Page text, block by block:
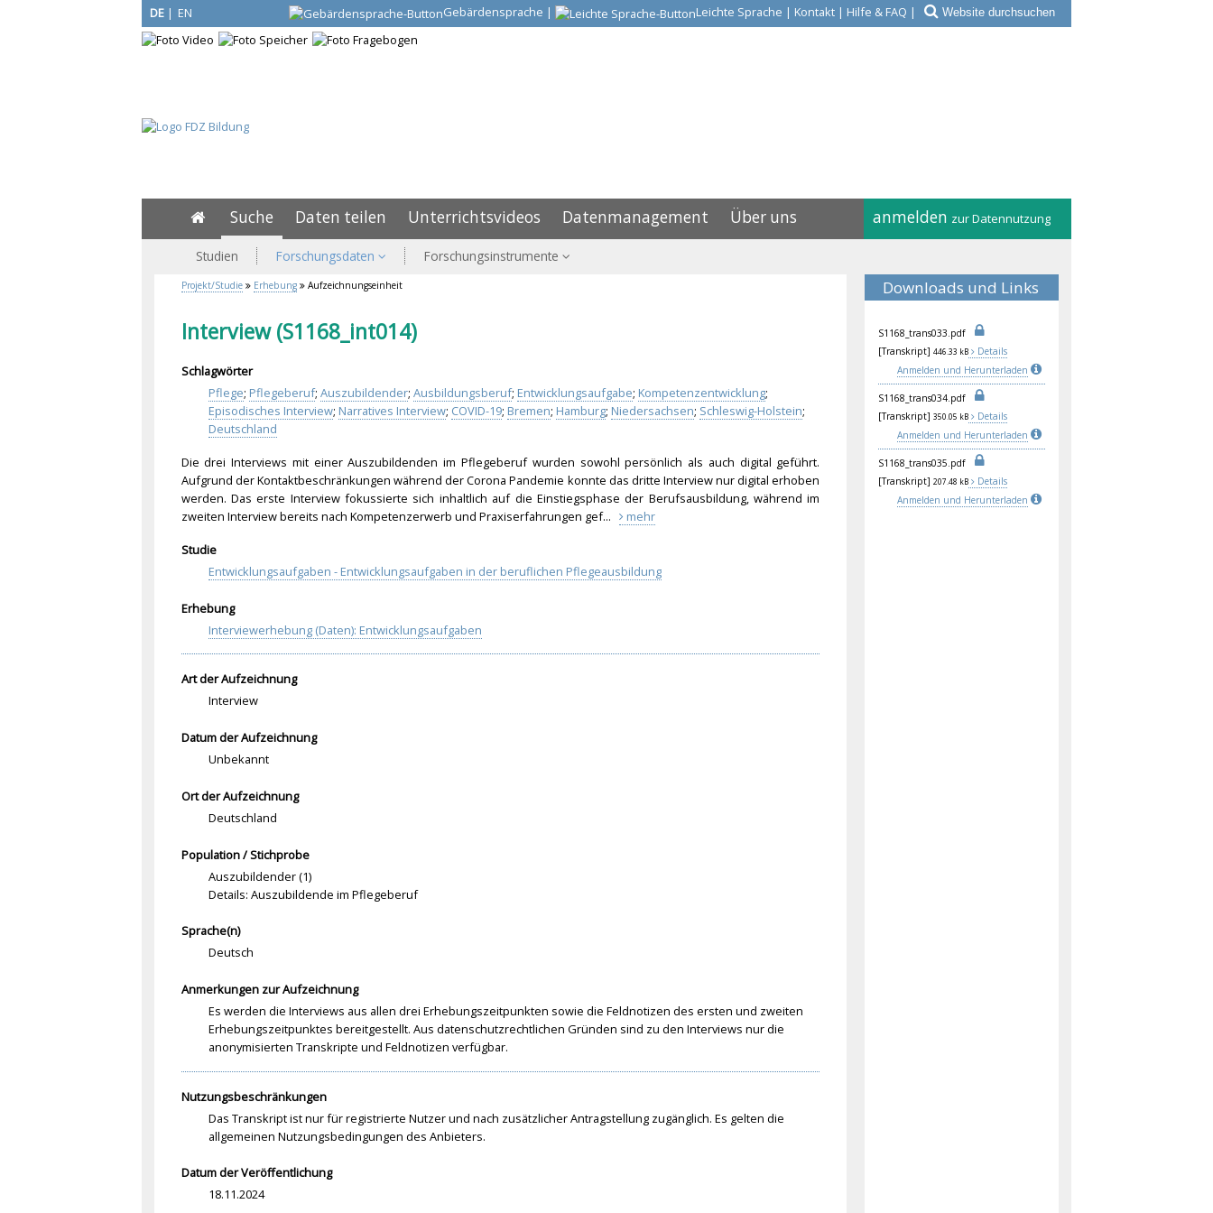
DE | EN Gebärdensprache | Leichte Sprache | Kontakt | Hilfe & FAQ |
anmelden zur Datennutzung
Suche Daten teilen Unterrichtsvideos Datenmanagement Über uns
Studien Forschungsdaten Forschungsinstrumente
Downloads und Links
S1168_trans033. pdf
[Transkript] 446.33 kB
Details
Anmelden und Herunterladen
S1168_trans034. pdf
[Transkript] 350.05 kB
Details
Anmelden und Herunterladen
S1168_trans035. pdf
[Transkript] 207.48 kB
Details
Anmelden und Herunterladen
Projekt/Studie Erhebung Aufzeichnungseinheit
Interview (S1168_int014)
Schlagwörter
Pflege; Pflegeberuf; Auszubildender; Ausbildungsberuf; Entwicklungsaufgabe; Kompetenzentwicklung;
Episodisches Interview; Narratives Interview; COVID-19; Bremen; Hamburg; Niedersachsen; Schleswig-Holstein;
Deutschland
Die drei Interviews mit einer Auszubildenden im Pflegeberuf wurden sowohl persönlich als auch digital geführt.
Aufgrund der Kontaktbeschränkungen während der Corona Pandemie konnte das dritte Interview nur digital erhoben
werden. Das erste Interview fokussierte sich inhaltlich auf die Einstiegsphase der Berufsausbildung, während im
zweiten Interview bereits nach Kompetenzerwerb und Praxiserfahrungen gef...
mehr
Studie
Entwicklungsaufgaben - Entwicklungsaufgaben in der beruflichen Pflegeausbildung
Erhebung
Interviewerhebung (Daten): Entwicklungsaufgaben
Art der Aufzeichnung
Interview
Datum der Aufzeichnung
Unbekannt
Ort der Aufzeichnung
Deutschland
Population / Stichprobe
Auszubildender (1)
Details: Auszubildende im Pflegeberuf
Sprache(n)
Deutsch
Anmerkungen zur Aufzeichnung
Es werden die Interviews aus allen drei Erhebungszeitpunkten sowie die Feldnotizen des ersten und zweiten
Erhebungszeitpunktes bereitgestellt. Aus datenschutzrechtlichen Gründen sind zu den Interviews nur die
anonymisierten Transkripte und Feldnotizen verfügbar.
Nutzungsbeschränkungen
Das Transkript ist nur für registrierte Nutzer und nach zusätzlicher Antragstellung zugänglich. Es gelten die
allgemeinen Nutzungsbedingungen des Anbieters.
Datum der Veröffentlichung
18.11.2024